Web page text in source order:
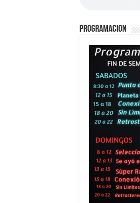
PROGRAMACION